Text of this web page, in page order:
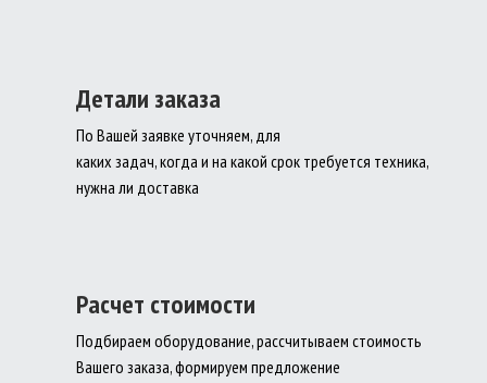
Детали заказа
По Вашей заявке уточняем, для
каких задач, когда и на какой срок требуется техника,
нужна ли доставка
Расчет стоимости
Подбираем оборудование, рассчитываем стоимость
Вашего заказа, формируем предложение